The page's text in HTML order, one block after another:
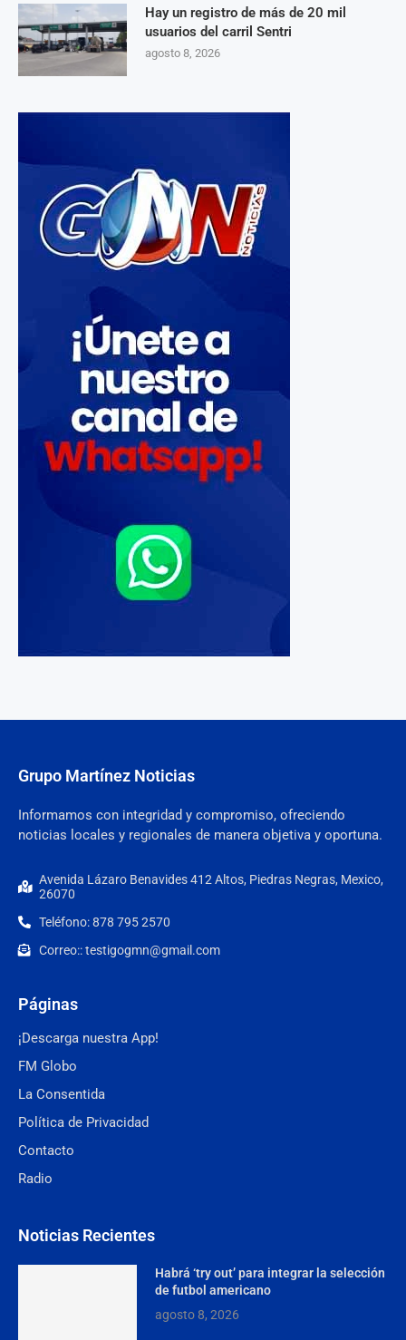
Hay un registro de más de 20 mil
usuarios del carril Sentri
agosto 8, 2026
Grupo Martínez Noticias
Informamos con integridad y compromiso, ofreciendo
noticias locales y regionales de manera objetiva y oportuna.
Avenida Lázaro Benavides 412 Altos, Piedras Negras, Mexico,
26070
Teléfono: 878 795 2570
Correo:: testigogmn@gmail.com
Páginas
¡Descarga nuestra App!
FM Globo
La Consentida
Política de Privacidad
Contacto
Radio
Noticias Recientes
Habrá ‘try out’ para integrar la selección
de futbol americano
agosto 8, 2026